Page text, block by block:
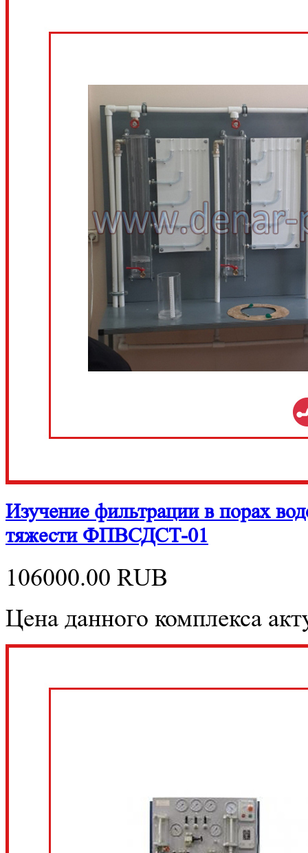
Изучение фильтрации в порах
тяжести ФПВСДСТ-01
106000.00 RUB
Цена данного комплекса